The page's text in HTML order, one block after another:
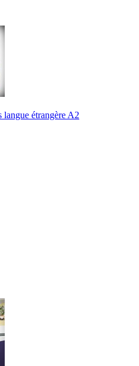
étrangère A2